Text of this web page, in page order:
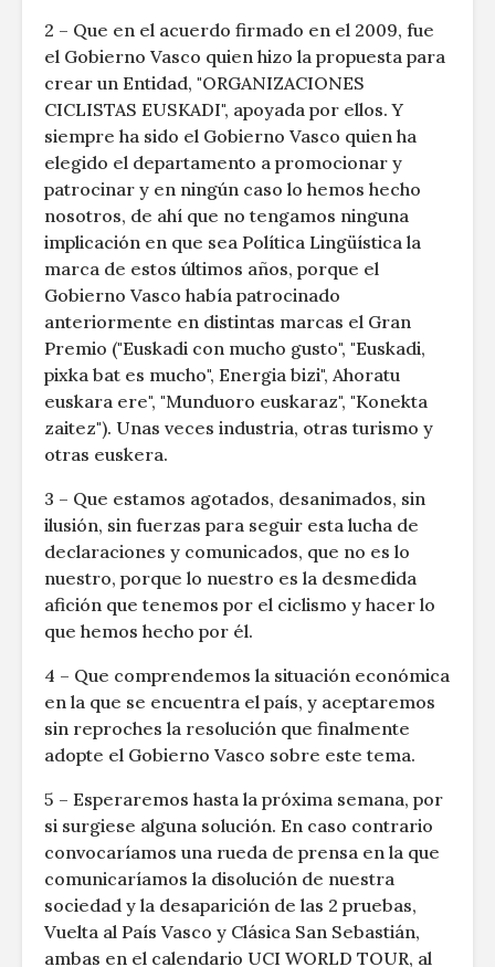
2 – Que en el acuerdo firmado en el 2009, fue
el Gobierno Vasco quien hizo la propuesta para
crear un Entidad, "ORGANIZACIONES
CICLISTAS EUSKADI", apoyada por ellos. Y
siempre ha sido el Gobierno Vasco quien ha
elegido el departamento a promocionar y
patrocinar y en ningún caso lo hemos hecho
nosotros, de ahí que no tengamos ninguna
implicación en que sea Política Lingüística la
marca de estos últimos años, porque el
Gobierno Vasco había patrocinado
anteriormente en distintas marcas el Gran
Premio ("Euskadi con mucho gusto", "Euskadi,
pixka bat es mucho", Energia bizi", Ahoratu
euskara ere", "Munduoro euskaraz", "Konekta
zaitez"). Unas veces industria, otras turismo y
otras euskera.
3 – Que estamos agotados, desanimados, sin
ilusión, sin fuerzas para seguir esta lucha de
declaraciones y comunicados, que no es lo
nuestro, porque lo nuestro es la desmedida
afición que tenemos por el ciclismo y hacer lo
que hemos hecho por él.
4 – Que comprendemos la situación económica
en la que se encuentra el país, y aceptaremos
sin reproches la resolución que finalmente
adopte el Gobierno Vasco sobre este tema.
5 – Esperaremos hasta la próxima semana, por
si surgiese alguna solución. En caso contrario
convocaríamos una rueda de prensa en la que
comunicaríamos la disolución de nuestra
sociedad y la desaparición de las 2 pruebas,
Vuelta al País Vasco y Clásica San Sebastián,
ambas en el calendario UCI WORLD TOUR, al